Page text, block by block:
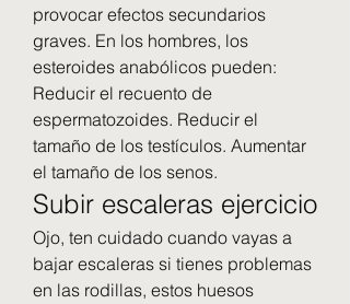
provocar efectos secundarios
graves. En los hombres, los
esteroides anabólicos pueden:
Reducir el recuento de
espermatozoides. Reducir el
tamaño de los testículos. Aumentar
el tamaño de los senos.
Subir escaleras ejercicio
Ojo, ten cuidado cuando vayas a
bajar escaleras si tienes problemas
en las rodillas, estos huesos